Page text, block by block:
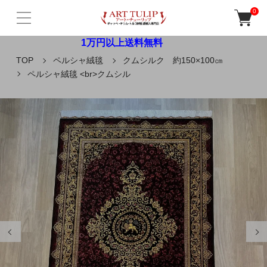
1万円以上送料無料
0
TOP ペルシャ絨毯
クムシルク 約150×100㎝
ペルシャ絨毯 <br>クムシル